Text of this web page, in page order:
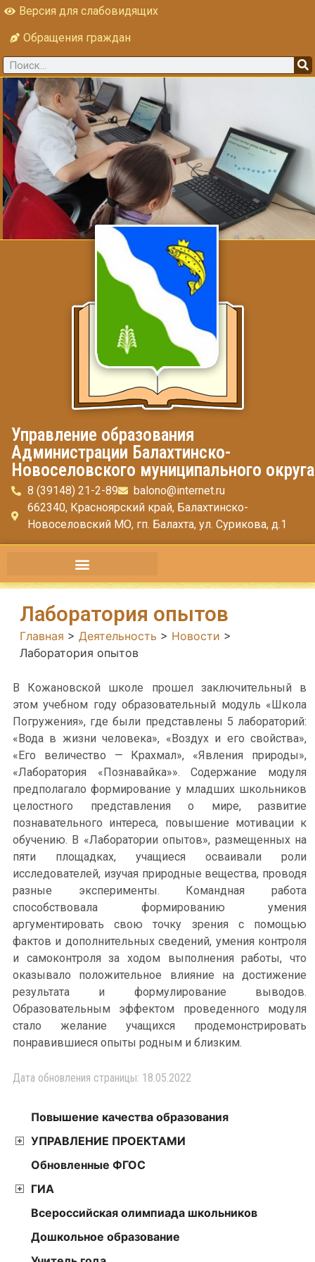
Версия для слабовидящих
Обращения граждан
Управление образования
Администрации Балахтинско-
Новоселовского муниципального округа
8 (39148) 21-2-89
balono@internet.ru
662340, Красноярский край, Балахтинско-
Новоселовский МО, гп. Балахта, ул. Сурикова, д.1
Лаборатория опытов
Главная > Деятельность > Новости >
Лаборатория опытов
В Кожановской школе прошел заключительный в
этом учебном году образовательный модуль «Школа
Погружения», где были представлены 5 лабораторий:
«Вода в жизни человека», «Воздух и его свойства»,
«Его величество — Крахмал», «Явления природы»,
«Лаборатория «Познавайка»». Содержание модуля
предполагало формирование у младших школьников
целостного представления о мире, развитие
познавательного интереса, повышение мотивации к
обучению. В «Лаборатории опытов», размещенных на
пяти площадках, учащиеся осваивали роли
исследователей, изучая природные вещества, проводя
разные эксперименты. Командная работа
способствовала формированию умения
аргументировать свою точку зрения с помощью
фактов и дополнительных сведений, умения контроля
и самоконтроля за ходом выполнения работы, что
оказывало положительное влияние на достижение
результата и формулирование выводов.
Образовательным эффектом проведенного модуля
стало желание учащихся продемонстрировать
понравившиеся опыты родным и близким.
Дата обновления страницы: 18.05.2022
Повышение качества образования
УПРАВЛЕНИЕ ПРОЕКТАМИ
Обновленные ФГОС
ГИА
Всероссийская олимпиада школьников
Дошкольное образование